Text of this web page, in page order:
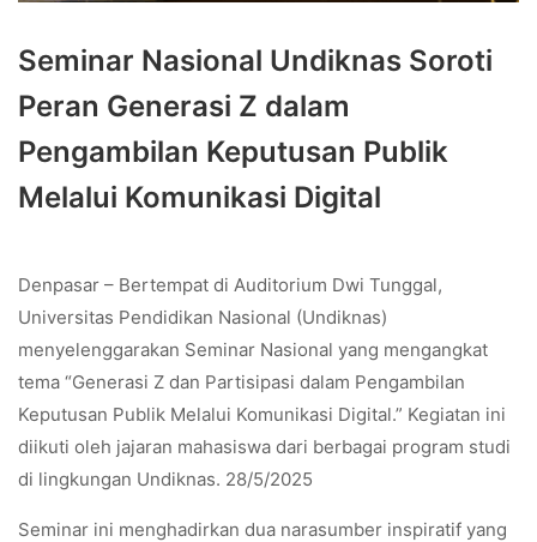
Seminar Nasional Undiknas Soroti
Peran Generasi Z dalam
Pengambilan Keputusan Publik
Melalui Komunikasi Digital
Denpasar – Bertempat di Auditorium Dwi Tunggal,
Universitas Pendidikan Nasional (Undiknas)
menyelenggarakan Seminar Nasional yang mengangkat
tema “Generasi Z dan Partisipasi dalam Pengambilan
Keputusan Publik Melalui Komunikasi Digital.” Kegiatan ini
diikuti oleh jajaran mahasiswa dari berbagai program studi
di lingkungan Undiknas. 28/5/2025
Seminar ini menghadirkan dua narasumber inspiratif yang